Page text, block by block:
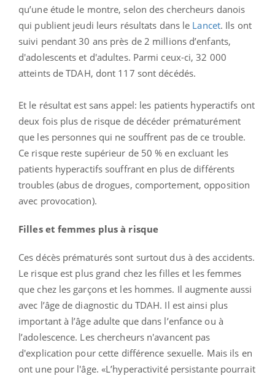
qu’une étude le montre, selon des chercheurs danois
qui publient jeudi leurs résultats dans le Lancet. Ils ont
suivi pendant 30 ans près de 2 millions d’enfants,
d'adolescents et d'adultes. Parmi ceux-ci, 32 000
atteints de TDAH, dont 117 sont décédés.
Et le résultat est sans appel: les patients hyperactifs ont
deux fois plus de risque de décéder prématurément
que les personnes qui ne souffrent pas de ce trouble.
Ce risque reste supérieur de 50 % en excluant les
patients hyperactifs souffrant en plus de différents
troubles (abus de drogues, comportement, opposition
avec provocation).
Filles et femmes plus à risque
Ces décès prématurés sont surtout dus à des accidents.
Le risque est plus grand chez les filles et les femmes
que chez les garçons et les hommes. Il augmente aussi
avec l’âge de diagnostic du TDAH. Il est ainsi plus
important à l’âge adulte que dans l’enfance ou à
l’adolescence. Les chercheurs n'avancent pas
d'explication pour cette différence sexuelle. Mais ils en
ont une pour l'âge. «L’hyperactivité persistante pourrait